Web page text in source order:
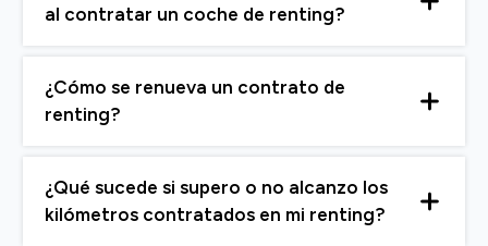
al contratar un coche de renting?
¿Cómo se renueva un contrato de
renting?
¿Qué sucede si supero o no alcanzo los
kilómetros contratados en mi renting?